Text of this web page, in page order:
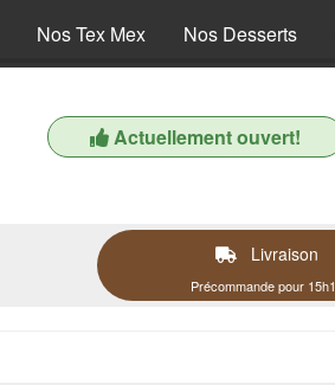
Nos Tex Mex Nos Desserts
Actuellement ouvert!
Livraison
Précommande pour